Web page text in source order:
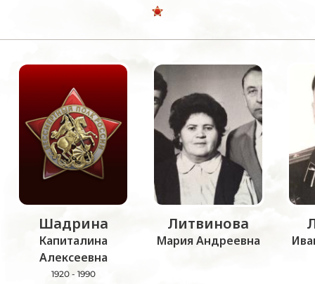
Шадрина
Капиталина
Алексеевна
1920 - 1990
Литвинова
Мария Андреевна